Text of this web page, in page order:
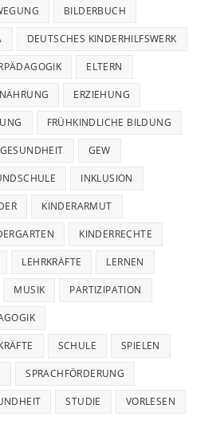
BILDERBUCH
DEUTSCHES KINDERHILFSWERK
ELTERN
ERZIEHUNG
FRÜHKINDLICHE BILDUNG
GESUNDHEIT GEW
INKLUSION
KINDERARMUT
KINDERRECHTE
LEHRKRÄFTE LERNEN
MUSIK PARTIZIPATION
SCHULE SPIELEN
SPRACHFÖRDERUNG
STUDIE VORLESEN